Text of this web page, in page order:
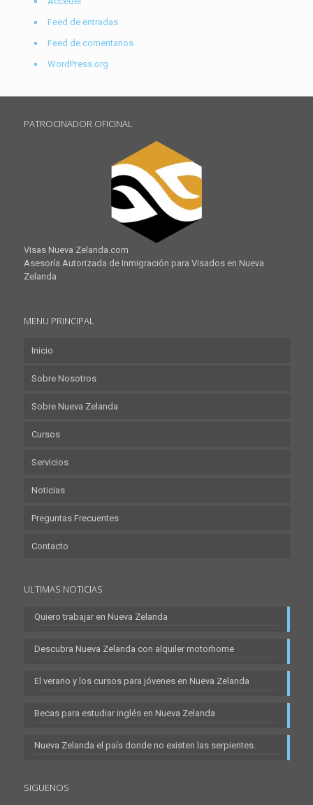
Feed de entradas
Feed de comentarios
WordPress.org
PATROCINADOR OFICINAL
Visas Nueva Zelanda.com
Asesoría Autorizada de Inmigración para Visados en Nueva
Zelanda
MENU PRINCIPAL
Inicio
Sobre Nosotros
Sobre Nueva Zelanda
Cursos
Servicios
Noticias
Preguntas Frecuentes
Contacto
ULTIMAS NOTICIAS
Quiero trabajar en Nueva Zelanda
Descubra Nueva Zelanda con alquiler motorhome
El verano y los cursos para jóvenes en Nueva Zelanda
Becas para estudiar inglés en Nueva Zelanda
Nueva Zelanda el país donde no existen las serpientes.
SIGUENOS